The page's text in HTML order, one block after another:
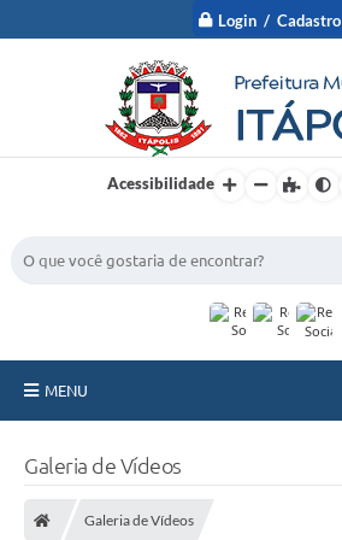
Login / Cadastro
Acessibilidade
MENU
Galeria de Vídeos
Galeria de Vídeos